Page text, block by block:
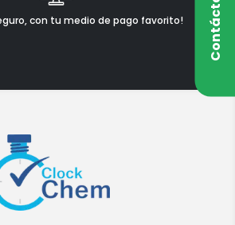
con tu medio de pago favorito!